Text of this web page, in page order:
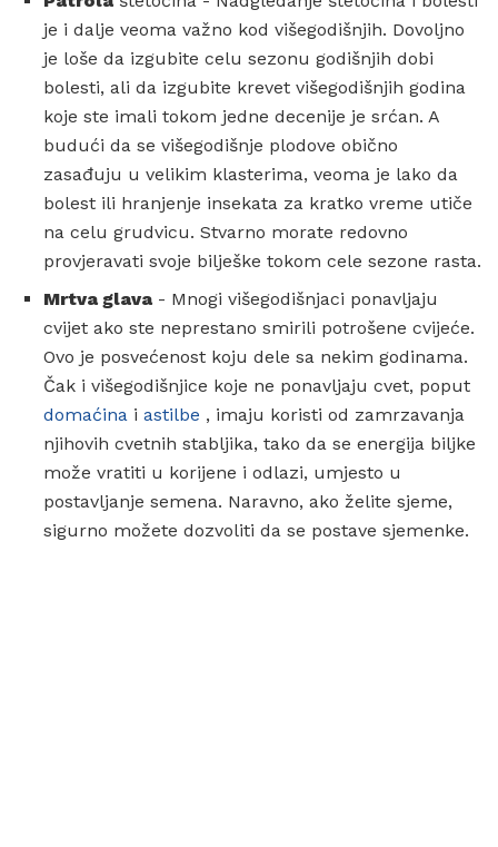
je i dalje veoma važno kod višegodišnjih. Dovoljno
je loše da izgubite celu sezonu godišnjih dobi
bolesti, ali da izgubite krevet višegodišnjih godina
koje ste imali tokom jedne decenije je srćan. A
budući da se višegodišnje plodove obično
zasađuju u velikim klasterima, veoma je lako da
bolest ili hranjenje insekata za kratko vreme utiče
na celu grudvicu. Stvarno morate redovno
provjeravati svoje bilješke tokom cele sezone rasta.
Mrtva glava- Mnogi višegodišnjaci ponavljaju
cvijet ako ste neprestano smirili potrošene cvijeće.
Ovo je posvećenost koju dele sa nekim godinama.
Čak i višegodišnjice koje ne ponavljaju cvet, poput
domaćina i astilbe , imaju koristi od zamrzavanja
njihovih cvetnih stabljika, tako da se energija biljke
može vratiti u korijene i odlazi, umjesto u
postavljanje semena. Naravno, ako želite sjeme,
sigurno možete dozvoliti da se postave sjemenke.